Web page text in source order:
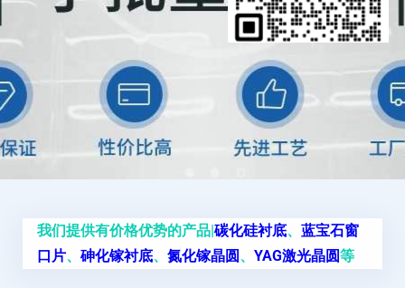
我们提供有价格优势的产品|碳化硅衬底、 蓝宝石窗
口片、 砷化镓衬底、 氮化镓晶圆、 YAG激光晶圆等